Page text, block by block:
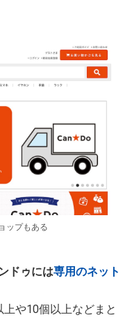
ップもある
ドゥには専用のネット
や10個以上などまと